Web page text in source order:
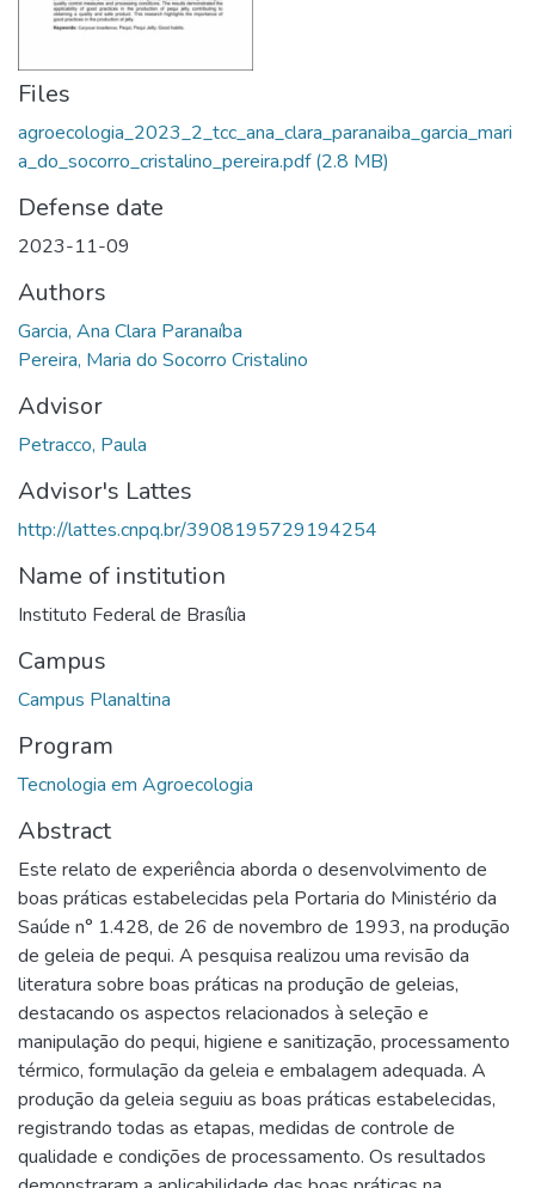
Files
agroecologia_2023_2_tcc_ana_clara_paranaiba_garcia_mari
a_do_socorro_cristalino_pereira.pdf(2.8 MB)
Defense date
2023-11-09
Authors
Garcia, Ana Clara Paranaíba
Pereira, Maria do Socorro Cristalino
Advisor
Petracco, Paula
Advisor's Lattes
http://lattes.cnpq.br/3908195729194254
Name of institution
Instituto Federal de Brasília
Campus
Campus Planaltina
Program
Tecnologia em Agroecologia
Abstract
Este relato de experiência aborda o desenvolvimento de
boas práticas estabelecidas pela Portaria do Ministério da
Saúde n° 1.428, de 26 de novembro de 1993, na produção
de geleia de pequi. A pesquisa realizou uma revisão da
literatura sobre boas práticas na produção de geleias,
destacando os aspectos relacionados à seleção e
manipulação do pequi, higiene e sanitização, processamento
térmico, formulação da geleia e embalagem adequada. A
produção da geleia seguiu as boas práticas estabelecidas,
registrando todas as etapas, medidas de controle de
qualidade e condições de processamento. Os resultados